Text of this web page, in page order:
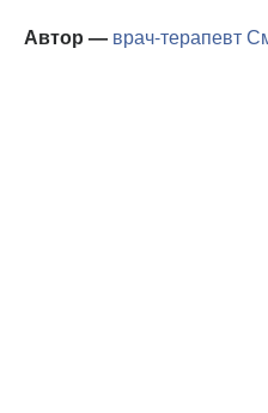
Автор — врач-терапевт